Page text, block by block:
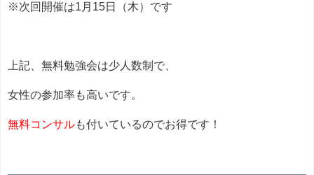
※次回開催は1月15日（木）です
上記、無料勉強会は少人数制で、
女性の参加率も高いです。
無料コンサルも付いているのでお得です！